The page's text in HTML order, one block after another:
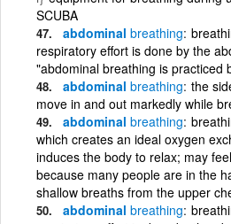
SCUBA
abdominal breathing
respiratory effort is done by the
"abdominal breathing is practiced
abdominal breathing the
move in and out markedly while
abdominal breathing
which creates an ideal oxygen
induces the body to relax; may
because many people are in the
shallow breaths from the upper
abdominal breathing